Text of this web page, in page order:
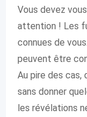
Vous devez
attention ! Les
connues de
peuvent être
Au pire des cas,
sans donner
les révélations